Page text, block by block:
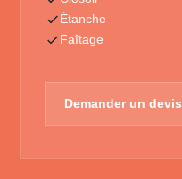
Étanche
Faîtage
Demander un devis